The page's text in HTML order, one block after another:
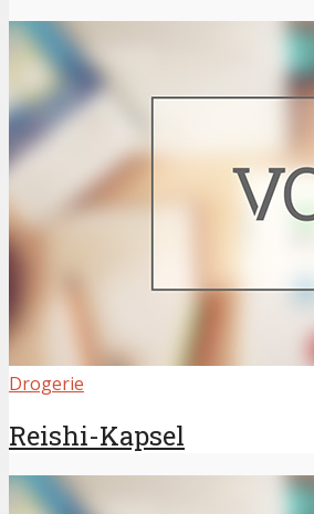
Drogerie
Reishi-Kapsel